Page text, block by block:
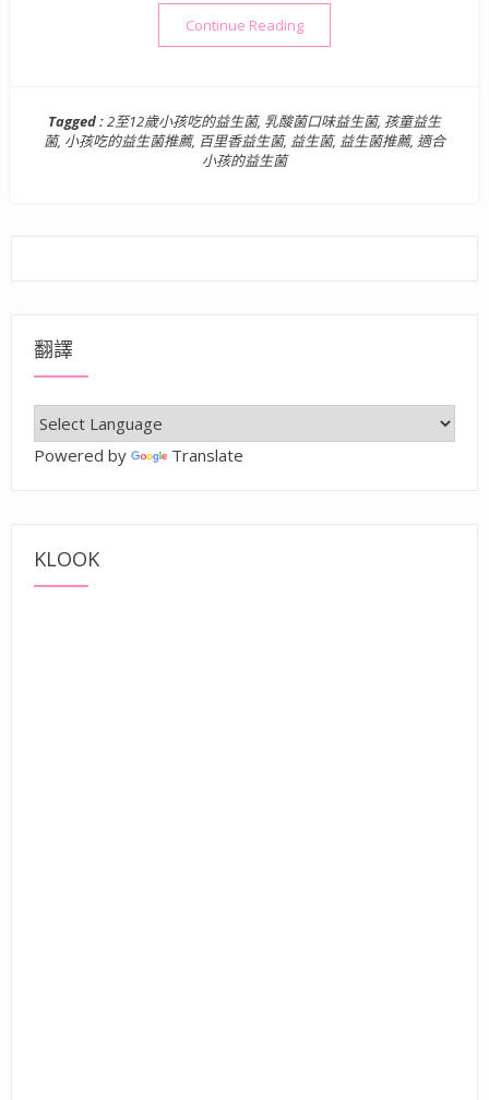
Continue Reading“小孩會喜歡且主要說想吃的
Tagged :2至12歲小孩吃的益生菌, 乳酸菌口味益生菌, 孩童益生
菌, 小孩吃的益生菌推薦, 百里香益生菌, 益生菌, 益生菌推薦, 適合
小孩的益生菌
翻譯
Powered by Translate
KLOOK